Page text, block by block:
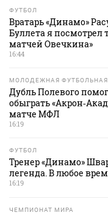
ФУТБОЛ
Вратарь «Динамо»
Буллета я посмотрел
матчей Овечкина»
16:44
МОЛОДЕЖНАЯ ФУТБОЛЬНАЯ
Дубль Полевого
обыграть
матче МФЛ
16:19
ФУТБОЛ
Тренер «Динамо»
легенда. В любое
16:19
ЧЕМПИОНАТ МИРА